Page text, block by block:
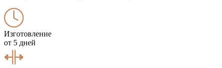
Изготовление
от 5 дней